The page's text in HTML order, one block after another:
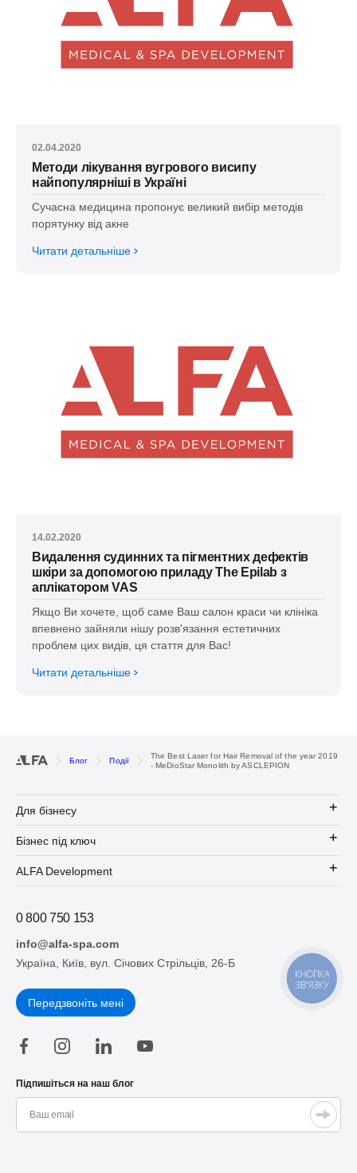
02.04.2020
Методи лікування вугрового висипу
найпопулярніші в Україні
Сучасна медицина пропонує великий вибір методів
порятунку від акне
Читати детальніше
14.02.2020
Видалення судинних та пігментних дефектів
шкіри за допомогою приладу The Epilab з
аплікатором VAS
Якщо Ви хочете, щоб саме Ваш салон краси чи клініка
впевнено зайняли нішу розв'язання естетичних
проблем цих видів, ця стаття для Вас!
Читати детальніше
Блог Події
The Best Laser for Hair Removal of the year 2019
- MeDioStar Monolith by ASCLEPION
Для бізнесу
Бізнес під ключ
ALFA Development
0 800 750 153
info@alfa-spa.com
Україна, Київ, вул. Січових Стрільців, 26-Б
Передзвоніть мені
Підпишіться на наш блог
КНОПКА
ЗВ'ЯЗКУ